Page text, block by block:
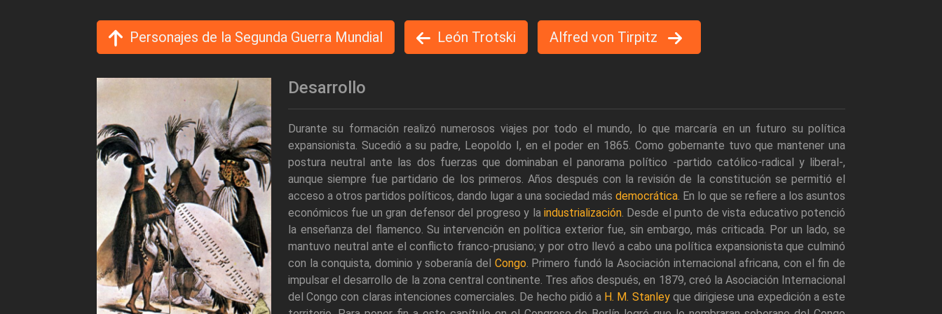
Personajes de la Segunda Guerra Mundial León Trotski Alfred von Tirpitz
Desarrollo
Durante su formación realizó numerosos viajes por todo el mundo, lo que marcaría en un futuro su política
expansionista. Sucedió a su padre, Leopoldo I, en el poder en 1865. Como gobernante tuvo que mantener una
postura neutral ante las dos fuerzas que dominaban el panorama político -partido católico-radical y liberal-,
aunque siempre fue partidario de los primeros. Años después con la revisión de la constitución se permitió el
acceso a otros partidos políticos, dando lugar a una sociedad más democrática. En lo que se refiere a los asuntos
económicos fue un gran defensor del progreso y la industrialización. Desde el punto de vista educativo potenció
la enseñanza del flamenco. Su intervención en política exterior fue, sin embargo, más criticada. Por un lado, se
mantuvo neutral ante el conflicto franco-prusiano; y por otro llevó a cabo una política expansionista que culminó
con la conquista, dominio y soberanía del Congo. Primero fundó la Asociación internacional africana, con el fin de
impulsar el desarrollo de la zona central continente. Tres años después, en 1879, creó la Asociación Internacional
del Congo con claras intenciones comerciales. De hecho pidió a H. M. Stanleyque dirigiese una expedición a este